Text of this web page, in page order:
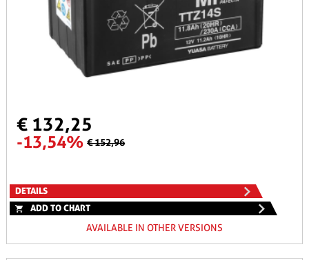
€ 132,25
-13,54% € 152,96
DETAILS
ADD TO CHART
AVAILABLE IN OTHER VERSIONS